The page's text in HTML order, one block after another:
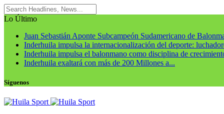
Lo Último
Juan Sebastián Aponte Subcampeón Sudamericano de
Inderhuila impulsa la internacionalización del deporte:
Inderhuila impulsa el balonmano como disciplina de
Inderhuila exaltará con más de 200 Millones a...
Síguenos